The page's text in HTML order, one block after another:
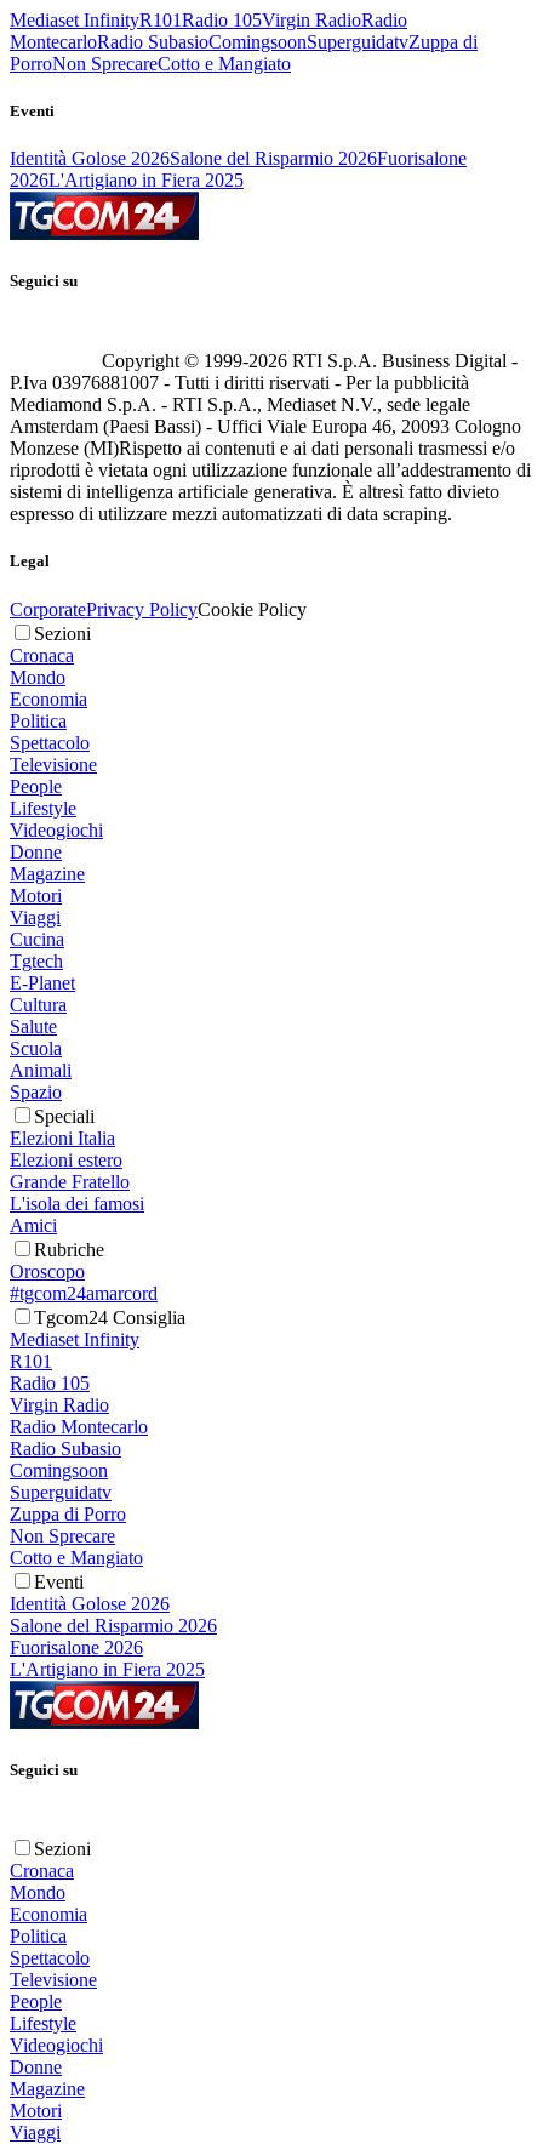
Mediaset InfinityR101Radio 105Virgin RadioRadio
MontecarloRadio SubasioComingsoonSuperguidatvZuppa di
PorroNon SprecareCotto e Mangiato
Eventi
Identità Golose 2026Salone del Risparmio 2026Fuorisalone
2026L'Artigiano in Fiera 2025
Seguici su
Copyright © 1999-2026 RTI S.p.A. Business Digital -
P.Iva 03976881007 - Tutti i diritti riservati - Per la pubblicità
Mediamond S.p.A. - RTI S.p.A., Mediaset N.V., sede legale
Amsterdam (Paesi Bassi) - Uffici Viale Europa 46, 20093 Cologno
Monzese (MI)Rispetto ai contenuti e ai dati personali trasmessi e/o
riprodotti è vietata ogni utilizzazione funzionale all’addestramento di
sistemi di intelligenza artificiale generativa. È altresì fatto divieto
espresso di utilizzare mezzi automatizzati di data scraping.
Legal
CorporatePrivacy PolicyCookie Policy
Sezioni
Cronaca
Mondo
Economia
Politica
Spettacolo
Televisione
People
Lifestyle
Videogiochi
Donne
Magazine
Motori
Viaggi
Cucina
Tgtech
E-Planet
Cultura
Salute
Scuola
Animali
Spazio
Speciali
Elezioni Italia
Elezioni estero
Grande Fratello
L'isola dei famosi
Amici
Rubriche
Oroscopo
#tgcom24amarcord
Tgcom24 Consiglia
Mediaset Infinity
R101
Radio 105
Virgin Radio
Radio Montecarlo
Radio Subasio
Comingsoon
Superguidatv
Zuppa di Porro
Non Sprecare
Cotto e Mangiato
Eventi
Identità Golose 2026
Salone del Risparmio 2026
Fuorisalone 2026
L'Artigiano in Fiera 2025
Seguici su
Sezioni
Cronaca
Mondo
Economia
Politica
Spettacolo
Televisione
People
Lifestyle
Videogiochi
Donne
Magazine
Motori
Viaggi